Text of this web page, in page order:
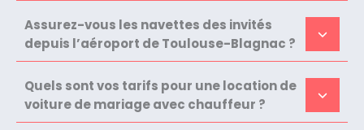
Assurez-vous les navettes des invités
depuis l’aéroport de Toulouse-Blagnac ?
Quels sont vos tarifs pour une location de
voiture de mariage avec chauffeur ?